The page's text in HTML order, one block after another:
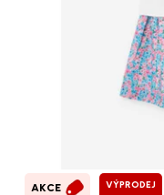
AKCE VÝPRODEJ